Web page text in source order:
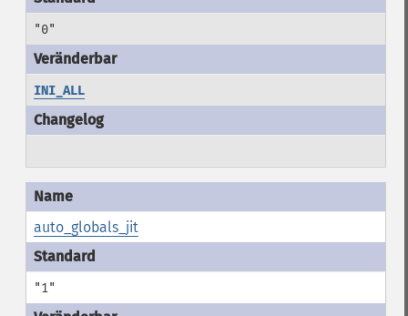
"0"
INI_ALL
auto_globals_jit
"1"